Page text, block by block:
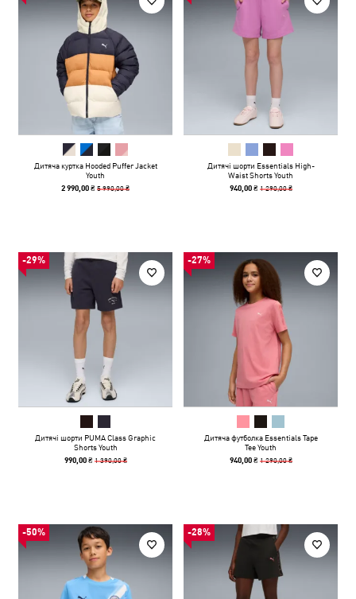
Дитяча куртка Hooded Puffer Jacket
Youth
2 990,00 ₴5 990,00 ₴
Дитячі шорти Essentials High-
Waist Shorts Youth
940,00 ₴ 1 290,00 ₴
-29%
Дитячі шорти PUMA Class Graphic
Shorts Youth
990,00 ₴ 1 390,00 ₴
-27%
Дитяча футболка Essentials Tape
Tee Youth
940,00 ₴ 1 290,00 ₴
-50% -28%